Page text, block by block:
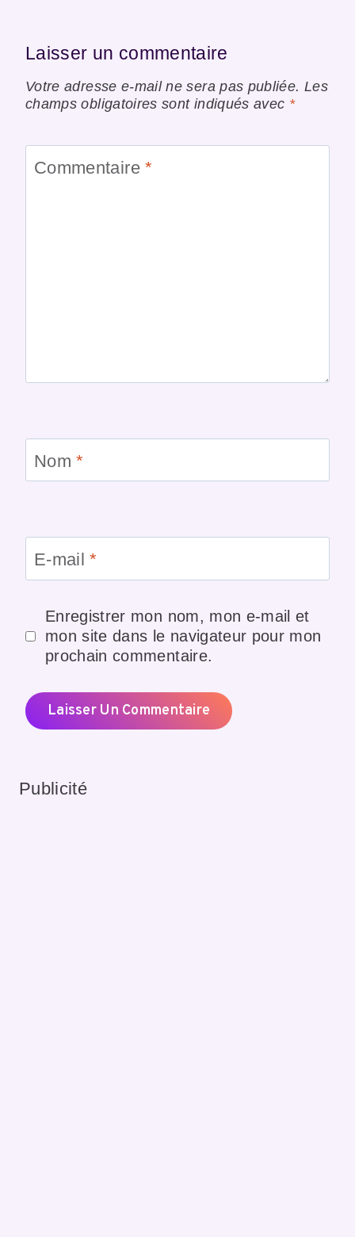
Laisser un commentaire
Votre adresse e-mail ne sera pas publiée. Les
champs obligatoires sont indiqués avec *
Commentaire*
Nom*
E-mail*
Enregistrer mon nom, mon e-mail et
mon site dans le navigateur pour mon
prochain commentaire.
Publicité